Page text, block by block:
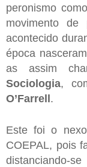
peronismo
movimento
acontecido
época
as assim
Sociologia,
O’Farrell .
Este foi o
COEPAL, pois
distanciando-